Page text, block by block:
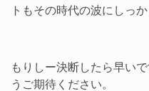
トもその時代の波にしっ
もりしー決断したら早い
うご期待ください。